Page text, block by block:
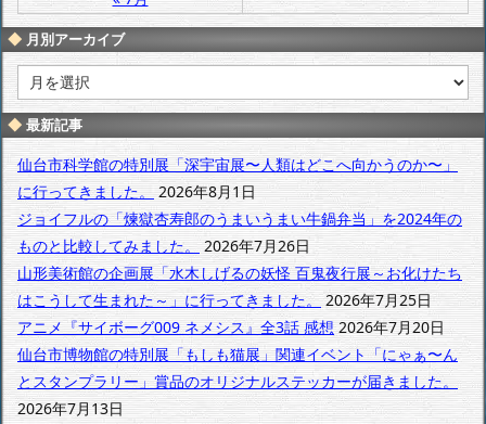
月別アーカイブ
別
ア
ー
カ
イ
ブ
最新記事
仙台市科学館の特別展「深宇宙展〜人類はどこへ向かうのか〜」
に行ってきました。
2026年8月1日
ジョイフルの「煉獄杏寿郎のうまいうまい牛鍋弁当」を2024年の
ものと比較してみました。 2026年7月26日
山形美術館の企画展「水木しげるの妖怪 百鬼夜行展～お化けたち
はこうして生まれた～」に行ってきました。 2026年7月25日
アニメ『サイボーグ009 ネメシス』全3話 感想 2026年7月20日
仙台市博物館の特別展「もしも猫展」関連イベント「にゃぁ〜ん
とスタンプラリー」賞品のオリジナルステッカーが届きました。
2026年7月13日